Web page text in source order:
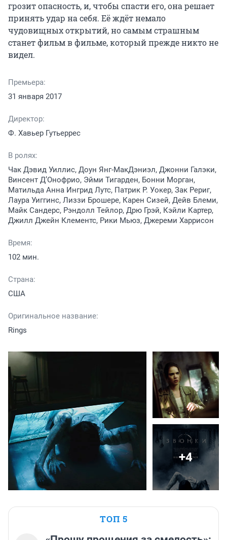
грозит опасность, и, чтобы спасти его, она решает
принять удар на себя. Её ждёт немало
чудовищных открытий, но самым страшным
станет фильм в фильме, который прежде никто не
видел.
Премьера:
31 января 2017
Директор:
Ф. Хавьер Гутьеррес
В ролях:
Чак Дэвид Уиллис, Доун Янг-МакДэниэл, Джонни Галэки,
Винсент Д’Онофрио, Эйми Тигарден, Бонни Морган,
Матильда Анна Ингрид Лутс, Патрик Р. Уокер, Зак Рериг,
Лаура Уиггинс, Лиззи Брошере, Карен Сизей, Дейв Блеми,
Майк Сандерс, Рэндолл Тейлор, Дрю Грэй, Кэйли Картер,
Джилл Джейн Клементс, Рики Мьюз, Джереми Харрисон
Время:
102 мин.
Страна:
США
Оригинальное название:
Rings
+4
ТОП 5